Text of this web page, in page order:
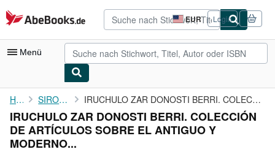
Zum Hauptinhalt
AbeBooks.de EUR
Seite
der
Einkaufseinstellungen.
Login
Menü
Nutzerkonto
Meine Bestellungen
Detailsuche
Home SIRO ALCAIN IRUCHULO ZAR DONOSTI BERRI. COLECCIÓN DE ARTÍCULOS SOBRE EL ...
IRUCHULO ZAR DONOSTI BERRI. COLECCIÓN
DE ARTÍCULOS SOBRE EL ANTIGUO Y
MODERNO...